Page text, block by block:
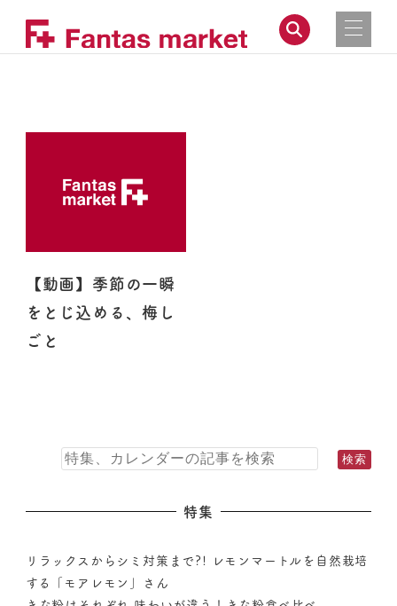
【動画】季節の一瞬
をとじ込める、梅し
ごと
特集
リラックスからシミ対策まで?! レモンマートルを自然栽培
する「モアレモン」さん